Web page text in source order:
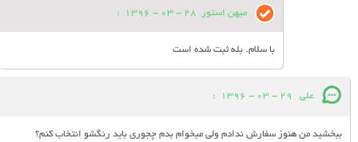
میهن استور 28 - 03 - 1396
:
با سلام. بله ثبت شده است
علی 29 - 03 - 1396
:
ببخشيد من هنوز سفارش ندادم ولی میخوام بدم چجوری باید رنگشو انتخاب کنم؟